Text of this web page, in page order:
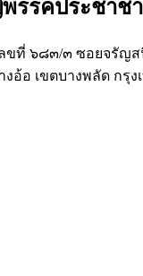
รรคประชาช
ขที่ ๖๘๓/๓ ซอยจรัญ
อ้อ เขตบางพลัด กรุ